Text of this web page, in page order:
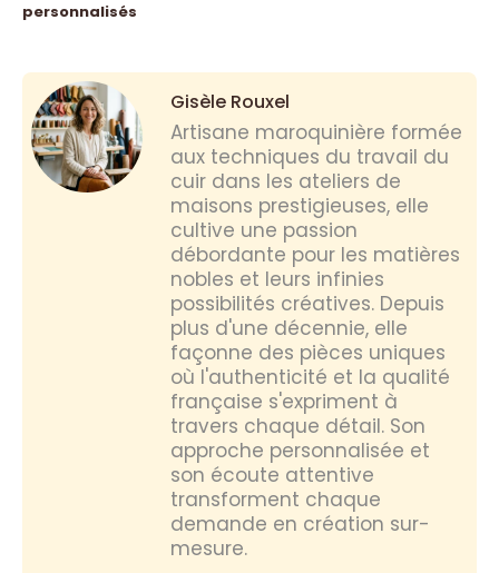
personnalisés
Gisèle Rouxel
Artisane maroquinière formée
aux techniques du travail du
cuir dans les ateliers de
maisons prestigieuses, elle
cultive une passion
débordante pour les matières
nobles et leurs infinies
possibilités créatives. Depuis
plus d'une décennie, elle
façonne des pièces uniques
où l'authenticité et la qualité
française s'expriment à
travers chaque détail. Son
approche personnalisée et
son écoute attentive
transforment chaque
demande en création sur-
mesure.